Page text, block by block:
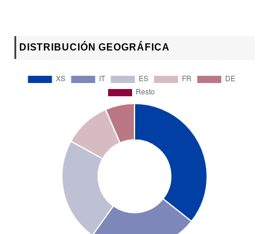
DISTRIBUCIÓN GEOGRÁFICA